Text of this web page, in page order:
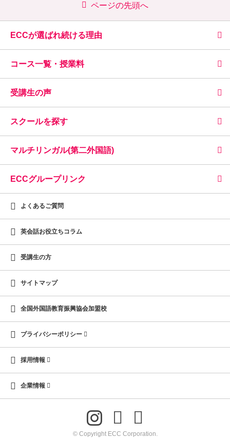
ページの先頭へ
ECCが選ばれ続ける理由
コース一覧・授業料
受講生の声
スクールを探す
マルチリンガル(第二外国語)
ECCグループリンク
よくあるご質問
英会話お役立ちコラム
受講生の方
サイトマップ
全国外国語教育振興協会加盟校
プライバシーポリシー
採用情報
企業情報
© Copyright ECC Corporation.